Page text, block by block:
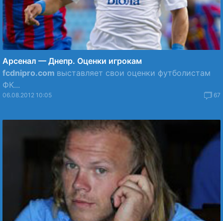
Арсенал — Днепр. Оценки игрокам
fcdnipro.com выставляет свои оценки футболистам
ФК...
06.08.2012 10:05 67